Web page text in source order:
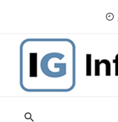
content